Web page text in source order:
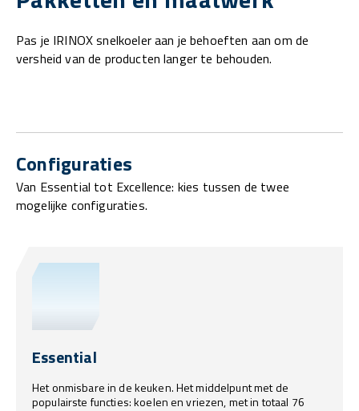
Pas je IRINOX snelkoeler aan je behoeften aan om de
versheid van de producten langer te behouden.
Configuraties
Van Essential tot Excellence: kies tussen de twee
mogelijke configuraties.
Essential
Het onmisbare in de keuken. Het middelpunt met de
populairste functies: koelen en vriezen, met in totaal 76